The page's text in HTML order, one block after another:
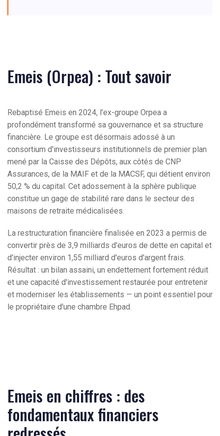
Emeis (Orpea) : Tout savoir
Rebaptisé Emeis en 2024, l'ex-groupe Orpea a
profondément transformé sa gouvernance et sa structure
financière. Le groupe est désormais adossé à un
consortium d'investisseurs institutionnels de premier plan
mené par la Caisse des Dépôts, aux côtés de CNP
Assurances, de la MAIF et de la MACSF, qui détient environ
50,2 % du capital. Cet adossement à la sphère publique
constitue un gage de stabilité rare dans le secteur des
maisons de retraite médicalisées.
La restructuration financière finalisée en 2023 a permis de
convertir près de 3,9 milliards d'euros de dette en capital et
d'injecter environ 1,55 milliard d'euros d'argent frais.
Résultat : un bilan assaini, un endettement fortement réduit
et une capacité d'investissement restaurée pour entretenir
et moderniser les établissements — un point essentiel pour
le propriétaire d'une chambre Ehpad.
Emeis en chiffres : des
fondamentaux financiers